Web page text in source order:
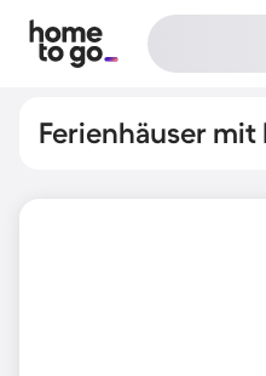
Ferienhäuser mit